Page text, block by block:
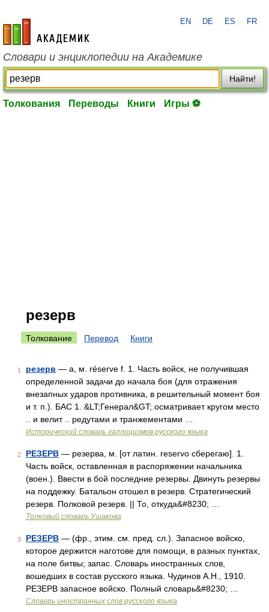
academic.ru
EN DE ES FR
Словари и энциклопедии на Академике
Найти!
Толкования Переводы Книги Игры ⚽
резерв
Толкование Перевод Книги
1 резерв — а, м. réserve f. 1. Часть войск, не получившая
определенной задачи до начала боя (для отражения
внезапных ударов противника, в решительный момент боя
и т. п.). БАС 1. &LT;Генерал&GT; осматривает кругом место
.. и велит .. редутами и транжементами …
Исторический словарь галлицизмов русского языка
2 РЕЗЕРВ — резерва, м. [от латин. reservo сберегаю]. 1.
Часть войск, оставленная в распоряжении начальника
(воен.). Ввести в бой последние резервы. Двинуть резервы
на поддежку. Батальон отошел в резерв. Стратегический
резерв. Полковой резерв. || То, откуда&#8230; …
Толковый словарь Ушакова
3 РЕЗЕРВ — (фр., этим. см. пред. сл.). Запасное войско,
которое держится наготове для помощи, в разных пунктах,
на поле битвы; запас. Словарь иностранных слов,
вошедших в состав русского языка. Чудинов А.Н., 1910.
РЕЗЕРВ запасное войско. Полный словарь&#8230; …
Словарь иностранных слов русского языка